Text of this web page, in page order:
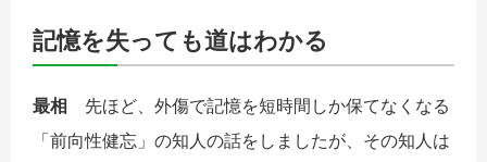
記憶を失っても道はわかる
最相 先ほど、外傷で記憶を短時間しか保てなくなる
「前向性健忘」の知人の話をしましたが、その知人は